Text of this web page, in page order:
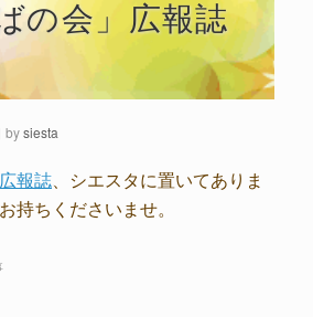
の会」広報誌
bysiesta
報誌 、シエスタに置いてありま
持ちくださいませ。